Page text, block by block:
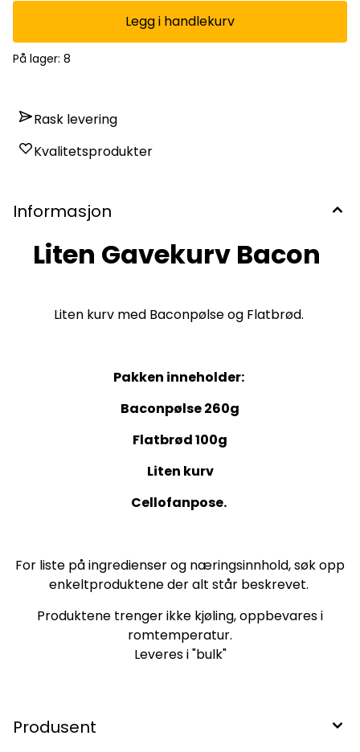
Legg i handlekurv
På lager: 8
Rask levering
Kvalitetsprodukter
Informasjon
Liten Gavekurv Bacon
Liten kurv med Baconpølse og Flatbrød.
Pakken inneholder:
Baconpølse 260g
Flatbrød 100g
Liten kurv
Cellofanpose.
For liste på ingredienser og næringsinnhold, søk opp
enkeltproduktene der alt står beskrevet.
Produktene trenger ikke kjøling, oppbevares i
romtemperatur.
Leveres i "bulk"
Produsent